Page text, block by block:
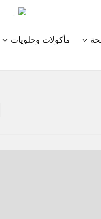
مأكولات وحلويات